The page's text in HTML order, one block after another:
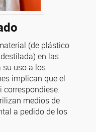
(de plástico
en las
su uso a los
implican que el
correspondiese.
medios de
a pedido de los